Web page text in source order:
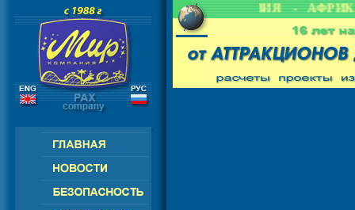
СНГ - ЕВРОПА - АМЕРИКА - АЗИЯ - АФРИКА